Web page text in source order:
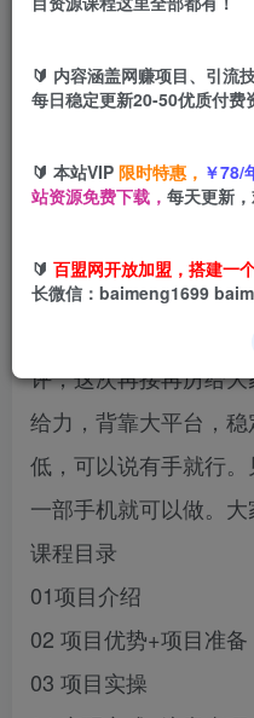
钟，轻松日入500+，可
新年新气象，之前分
评，这次再接再厉给
给力，背靠大平台，
低，可以说有手就行
一部手机就可以做。
课程目录
01项目介绍
02 项目优势+项目准备
03 项目实操
🔰 内容涵盖网赚项目、引流
每日稳定更新20-50优质付费
🔰 本站VIP 限时特惠， ￥78/
站资源免费下载， 每天更新
🔰 百盟网开放加盟，搭建一
长微信：baimeng1699